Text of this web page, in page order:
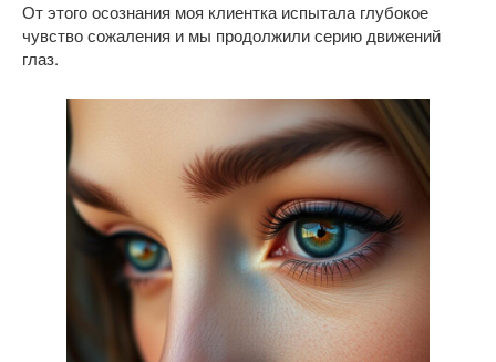
От этого осознания моя клиентка испытала глубокое
чувство сожаления и мы продолжили серию движений
глаз.